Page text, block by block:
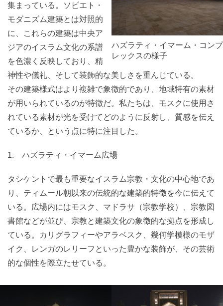
ハズラティ・イマーム・コンプ
レックスの様子
集まっている。ソビエト・
モダニズム建築とは対照的
に、これらの建築は中央ア
ジアのイスラム文化の系譜
を色濃く反映しており、精
神性や儀礼、そして装飾的な美しさを重んじている。
その建築様式はより複雑で象徴的であり、地域特有の素材
が用いられているのが特徴だ。私たちは、モスクに使用さ
れている素材が光を受けてどのように反射し、質感を伝え
ているか、という点に特に注目した。
1. ハズラティ・イマーム広場
タシケントで最も重要なイスラム宗教・文化の中心地であ
り、ティムール朝以来の伝統的な建築的特徴を今に伝えて
いる。広場内にはモスク、マドラサ（宗教学校）、宗教図
書館などが並び、宗教と建築文化の象徴的な拠点を形成し
ている。カリグラフィーやアラベスク、幾何学模様のモザ
イク、レンガのレリーフといった豊かな装飾が、その芸術
的な個性を際立たせている。